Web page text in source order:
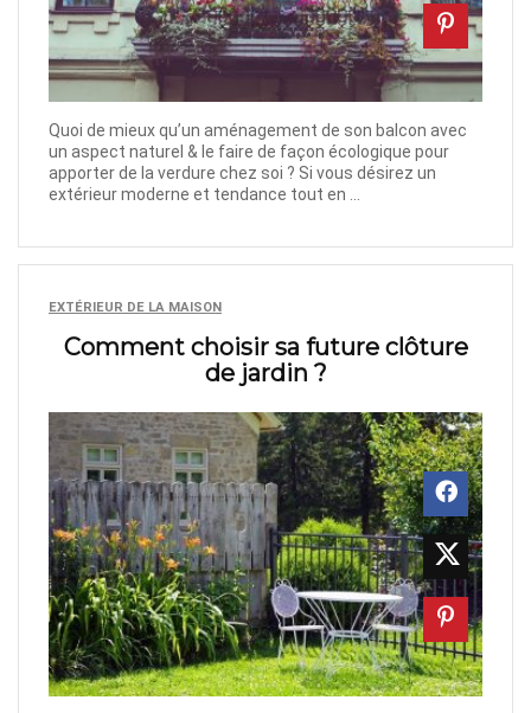
Quoi de mieux qu’un aménagement de son balcon avec
un aspect naturel & le faire de façon écologique pour
apporter de la verdure chez soi ? Si vous désirez un
extérieur moderne et tendance tout en ...
EXTÉRIEUR DE LA MAISON
Comment choisir sa future clôture
de jardin ?